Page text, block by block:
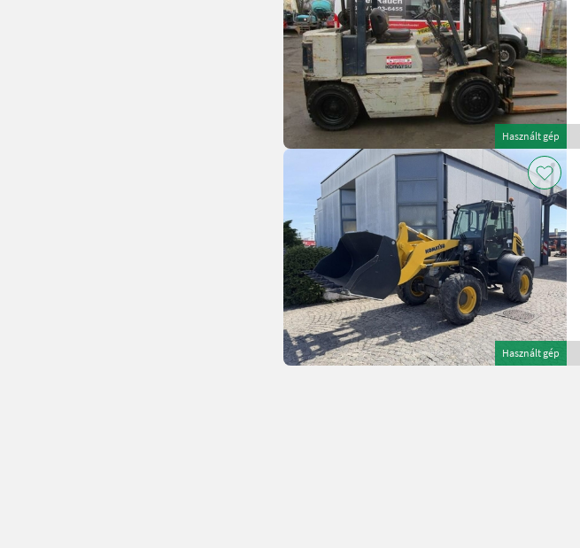
Használt gép
Használt gép